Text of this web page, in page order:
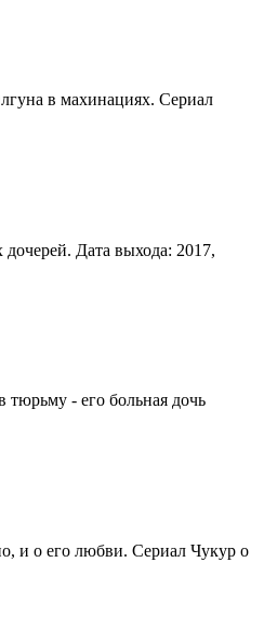
в махинациях. Сериал
Дата выхода: 2017,
тюрьму - его больная дочь
и о его любви. Сериал Чукур о